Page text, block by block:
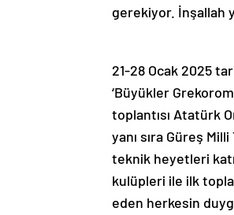
gerekiyor. İnşallah
21-28 Ocak 2025
‘Büyükler
toplantısı Atatürk
yanı sıra Güreş
teknik heyetleri
kulüpleri ile ilk
eden herkesin